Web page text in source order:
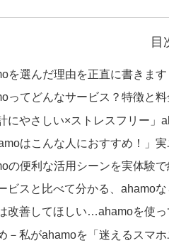
目
を選んだ理由を正直に書きま
ってどんなサービス？特徴と
にやさしい×ストレスフリー
はこんな人におすすめ！」
の便利な活用シーンを実体験
ビスと比べて分かる、ahamo
改善してほしい…ahamoを使っ
－私がahamoを「迷えるスマ